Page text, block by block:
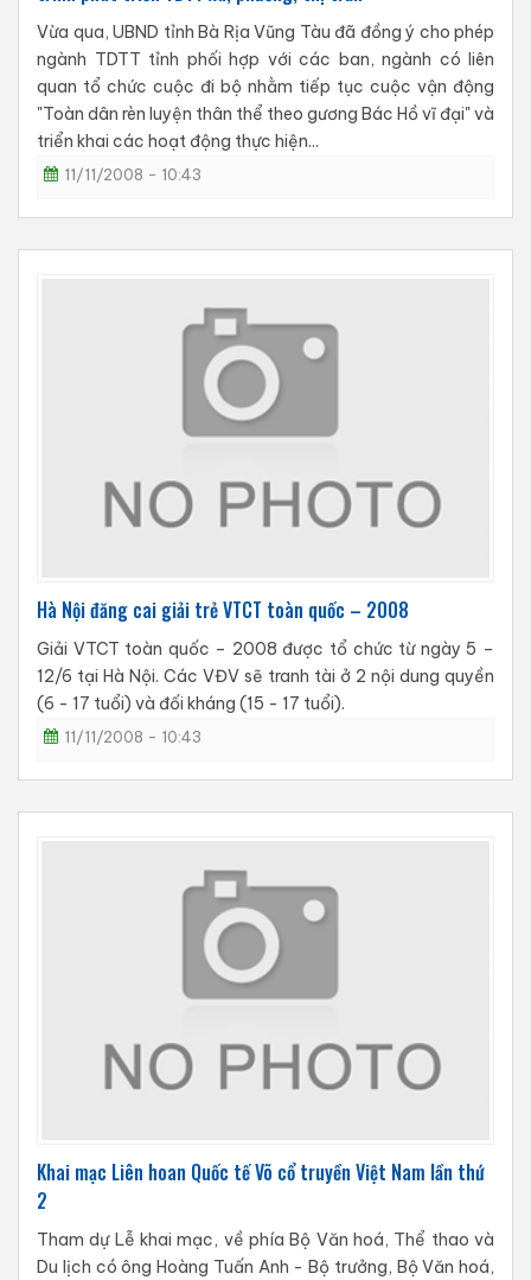
Vừa qua, UBND tỉnh Bà Rịa Vũng Tàu đã đồng ý cho phép
ngành TDTT tỉnh phối hợp với các ban, ngành có liên
quan tổ chức cuộc đi bộ nhằm tiếp tục cuộc vận động
"Toàn dân rèn luyện thân thể theo gương Bác Hồ vĩ đại" và
triển khai các hoạt động thực hiện...
11/11/2008 - 10:43
Hà Nội đăng cai giải trẻ VTCT toàn quốc – 2008
Giải VTCT toàn quốc – 2008 được tổ chức từ ngày 5 –
12/6 tại Hà Nội. Các VĐV sẽ tranh tài ở 2 nội dung quyền
(6 - 17 tuổi) và đối kháng (15 - 17 tuổi).
11/11/2008 - 10:43
Khai mạc Liên hoan Quốc tế Võ cổ truyền Việt Nam lần thứ
2
Tham dự Lễ khai mạc, về phía Bộ Văn hoá, Thể thao và
Du lịch có ông Hoàng Tuấn Anh - Bộ trưởng, Bộ Văn hoá,